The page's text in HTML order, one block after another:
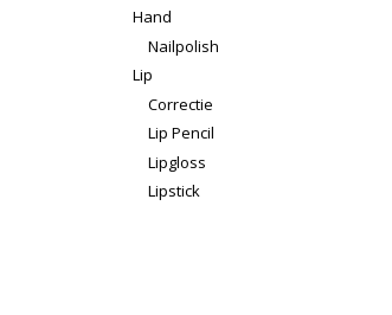
Hand
Nailpolish
Lip
Correctie
Lip Pencil
Lipgloss
Lipstick